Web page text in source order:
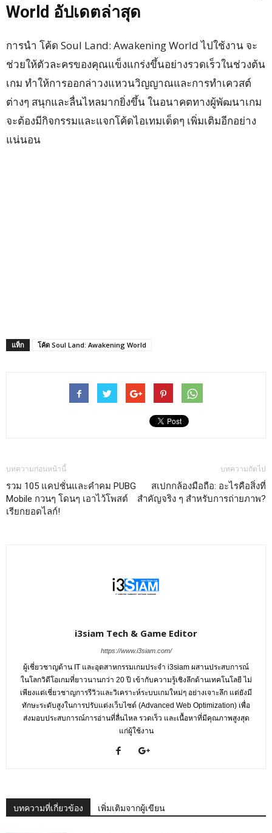
World อัปเดตล่าสุด
การนำ โค้ด Soul Land: Awakening World ไปใช้งาน จะ
ช่วยให้ตัวละครของคุณแข็งแกร่งขึ้นอย่างรวดเร็วในช่วงต้น
เกม ทำให้การออกล่าวงแหวนวิญญาณและการทำเควสต์
ต่างๆ สนุกและลื่นไหลมากยิ่งขึ้น ในอนาคตทางผู้พัฒนาเกม
จะต้องมีกิจกรรมและแจกโค้ดไอเทมเด็ดๆ เพิ่มเติมอีกอย่าง
แน่นอน
แท็ก โค้ด Soul Land: Awakening World
บทความก่อนหน้านี้
รวม 105 แคปชั่นและคำคม PUBG
Mobile กวนๆ โดนๆ เอาไว้โพสต์
เรียกยอดไลก์!
บทความถัดไป
สเปกกล้องมือถือ: อะไรคือสิ่งที่
สำคัญจริง ๆ สำหรับการถ่ายภาพ?
i3siam Tech & Game Editor
https://www.i3siam.com/
ผู้เชี่ยวชาญด้าน IT และอุตสาหกรรมเกมประจำ i3siam ผสานประสบการณ์
ในโลกวิดีโอเกมที่ยาวนานกว่า 20 ปี เข้ากับความรู้เชิงลึกด้านเทคโนโลยี ไม่
เพียงแต่เชี่ยวชาญการรีวิวและวิเคราะห์ระบบเกมใหม่ๆ อย่างเจาะลึก แต่ยังมี
ทักษะระดับสูงในการปรับแต่งเว็บไซต์ (Advanced Web Optimization) เพื่อ
ส่งมอบประสบการณ์การอ่านที่ลื่นไหล รวดเร็ว และเนื้อหาที่มีคุณภาพสูงสุด
แก่ผู้ใช้งาน
บทความที่เกี่ยวข้อง เพิ่มเติมจากผู้เขียน